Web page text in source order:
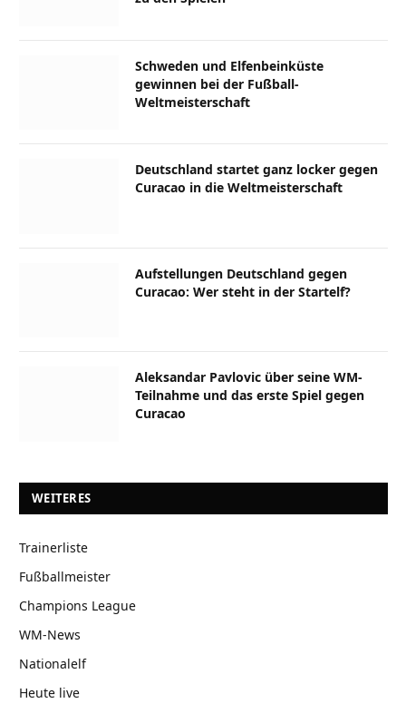
Schweden und Elfenbeinküste
gewinnen bei der Fußball-
Weltmeisterschaft
Deutschland startet ganz locker gegen
Curacao in die Weltmeisterschaft
Aufstellungen Deutschland gegen
Curacao: Wer steht in der Startelf?
Aleksandar Pavlovic über seine WM-
Teilnahme und das erste Spiel gegen
Curacao
WEITERES
Trainerliste
Fußballmeister
Champions League
WM-News
Nationalelf
Heute live